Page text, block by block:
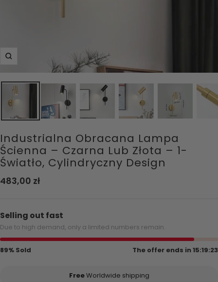
Powiększ
Industrialna Obracana Lampa
Ścienna – Czarna Lub Złota – 1-
Światło, Cylindryczny Design
Cena
483,00 zł
Selling out fast
Due to high demand, only a limited numbers remain.
89% Sold The offer ends in15:19:22
FreeWorldwide shipping